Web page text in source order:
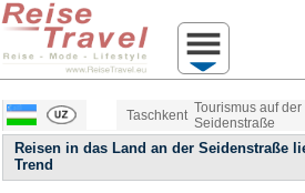
Taschkent Tourismus auf der
Seidenstraße
Reisen in das Land an der Seidenstraße
Trend